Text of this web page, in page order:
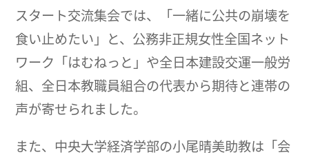
スタート交流集会では、「一緒に公共の崩壊を
食い止めたい」と、公務非正規女性全国ネット
ワーク「はむねっと」や全日本建設交運一般労
組、全日本教職員組合の代表から期待と連帯の
声が寄せられました。
また、中央大学経済学部の小尾晴美助教は「会